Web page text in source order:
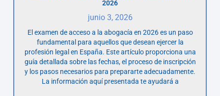
2026
junio 3, 2026
El examen de acceso a la abogacía en 2026 es un paso
fundamental para aquellos que desean ejercer la
profesión legal en España. Este artículo proporciona una
guía detallada sobre las fechas, el proceso de inscripción
y los pasos necesarios para prepararte adecuadamente.
La información aquí presentada te ayudará a